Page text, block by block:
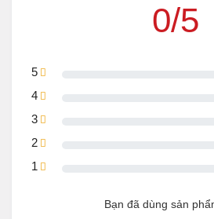
0/5
5
4
3
2
1
Bạn đã dùng sản